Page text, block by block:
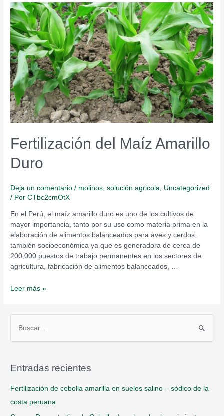
Fertilización del Maíz Amarillo
Duro
Deja un comentario / molinos ,solución agricola
Uncategorized
/ PorCTbc2cmOtX
En el Perú, el maíz amarillo duro es uno de los cultivos de
mayor importancia, tanto por su uso como materia prima en la
elaboración de alimentos balanceados para aves y cerdos,
también socioeconómica ya que es generadora de cerca de
200,000 puestos de trabajo permanentes en los sectores de
agricultura, fabricación de alimentos balanceados, …
Fertilización
del
Maíz
Amarillo
Duro
Leer más »
u
c
a
Entradas recientes
Fertilización de cebolla amarilla en suelos salino – sódico de la
costa peruana